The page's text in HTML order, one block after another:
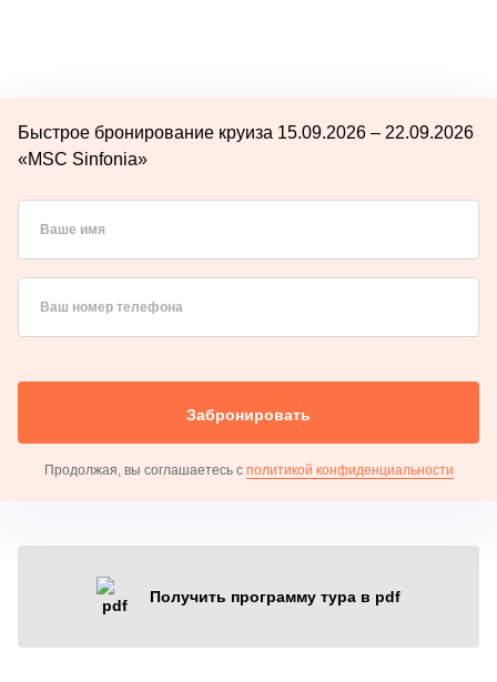
Быстрое бронирование круиза 15.09.2026 – 22.09.2026
«MSC Sinfonia»
Ваше имя
Ваш номер телефона
Забронировать
Продолжая, вы соглашаетесь с политикой конфиденциальности
Получить программу тура в pdf